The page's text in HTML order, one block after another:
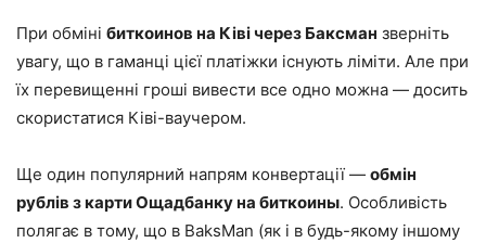
При обміні биткоинов на Ківі через Баксман зверніть
увагу, що в гаманці цієї платіжки існують ліміти. Але при
їх перевищенні гроші вивести все одно можна — досить
скористатися Ківі-ваучером.
Ще один популярний напрям конвертації — обмін
рублів з карти Ощадбанку на биткоины. Особливість
полягає в тому, що в BaksMan (як і в будь-якому іншому